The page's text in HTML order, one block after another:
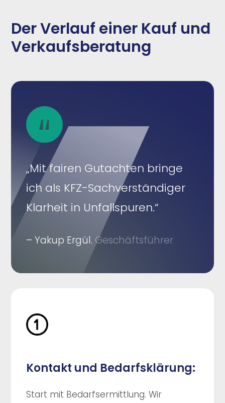
Der Verlauf einer Kauf und
Verkaufsberatung
„Mit fairen Gutachten bringe
ich als KFZ-Sachverständiger
Klarheit in Unfallspuren.“
– Yakup Ergül. Geschäftsführer
Kontakt und Bedarfsklärung:
Start mit Bedarfsermittlung. Wir